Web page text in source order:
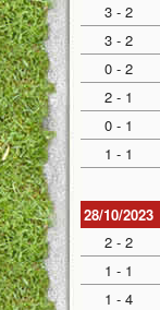
3 - 2
3 - 2
0 - 2
2 - 1
0 - 1
1 - 1
28/10/2023
2 - 2
1 - 1
1 - 4